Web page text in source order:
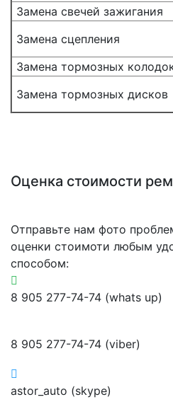
Замена свечей зажигания
Замена сцепления
Замена тормозных
Замена тормозных дисков
Оценка стоимости
Отправьте нам фото
оценки стоимоти любым
способом:
8 905 277-74-74 (whats up)
8 905 277-74-74 (viber)
astor_auto (skype)